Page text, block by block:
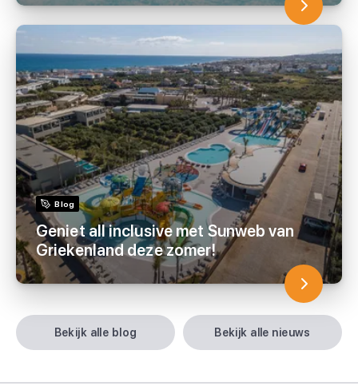
bekijk alle blog bekijk alle nieuws
Blog
Geniet all inclusive met Sunweb van
Griekenland deze zomer!